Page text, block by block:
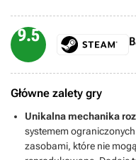
9.5
Główne zalety gry
Unikalna mechanika
systemem
zasobami, które nie